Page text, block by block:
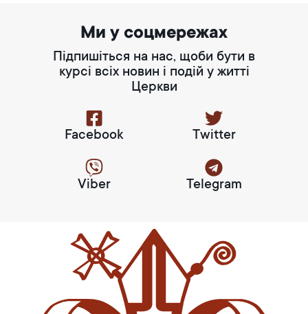
Ми у соцмережах
Підпишіться на нас, щоби бути в
курсі всіх новин і подій у житті
Церкви
Facebook Twitter
Viber Telegram